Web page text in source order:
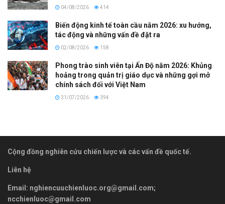
04/08/2026 414
Biến động kinh tế toàn cầu năm 2026: xu hướng,
tác động và những vấn đề đặt ra
02/08/2026 158
Phong trào sinh viên tại Ấn Độ năm 2026: Khủng
hoảng trong quản trị giáo dục và những gợi mở
chính sách đối với Việt Nam
31/07/2026 394
Cộng đồng nghiên cứu chiến lược và các vấn đề quốc tế.
Liên hệ
Email: nghiencuuchienluoc.org@gmail.com;
ncchienluoc@gmail.com